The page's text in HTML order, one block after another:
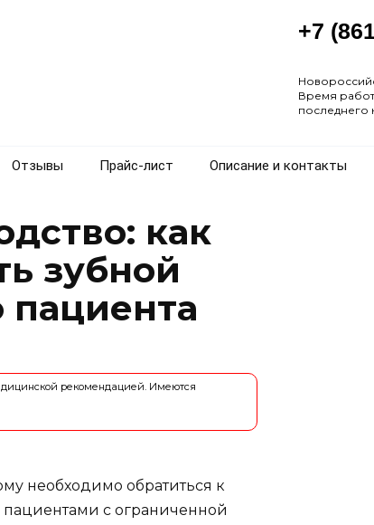
+7
Время
последнего
Отзывы Прайс-лист Описание и контакты
как
зубной
пациента
рекомендацией. Имеются
необходимо обратиться к
пациентами с ограниченной